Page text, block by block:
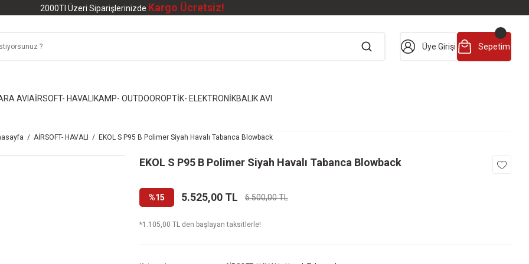
2000Tl Üzeri Siparişlerinizde Kargo Ücretsiz!
Üye Girişi Sepetim
AVIAİRSOFT- HAVALI KAMP- OUTDOOROPTİK- ELEKTRONİKBALIK AVI
AİRSOFT- HAVALI EKOL S P95 B Polimer Siyah Havalı Tabanca Blowback
EKOL S P95 B Polimer Siyah Havalı Tabanca Blowback
%15 5.525,00 TL 6.500,00 TL
*1.105,00 TL den başlayan taksitlerle!